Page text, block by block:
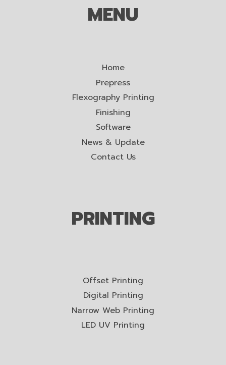
MENU
Home
Prepress
Flexography Printing
Finishing
Software
News & Update
Contact Us
PRINTING
Offset Printing
Digital Printing
Narrow Web Printing
LED UV Printing